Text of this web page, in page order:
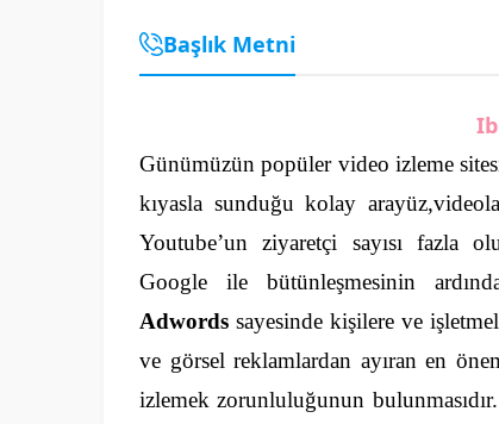
Başlık Metni
Günümüzün popüler video izleme
kıyasla sunduğu kolay
Youtube’un ziyaretçi sayısı fazla
Google ile bütünleşmesinin
Adwords sayesinde kişilere ve
ve görsel reklamlardan ayıran en
izlemek zorunluluğunun bulunmasıdır.